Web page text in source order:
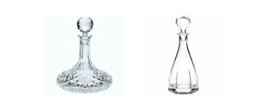
ADD
TO
CART
ADD
TO
CART